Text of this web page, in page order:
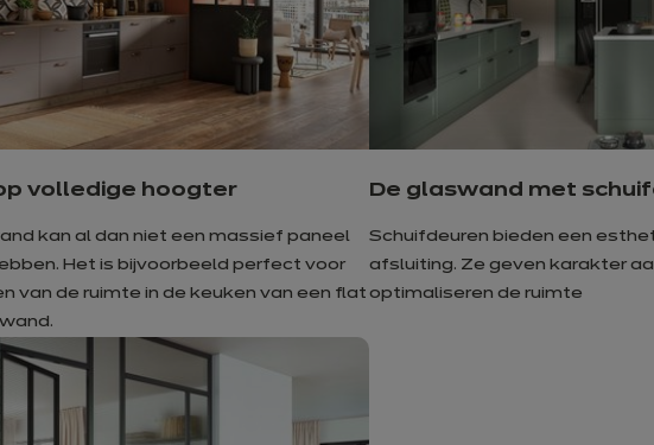
volledige hoogter
kan al dan niet een massief paneel
Het is bijvoorbeeld perfect voor
van de ruimte in de keuken van een flat
De glaswand met
Schuifdeuren bieden een
afsluiting. Ze geven karakter
optimaliseren de ruimte